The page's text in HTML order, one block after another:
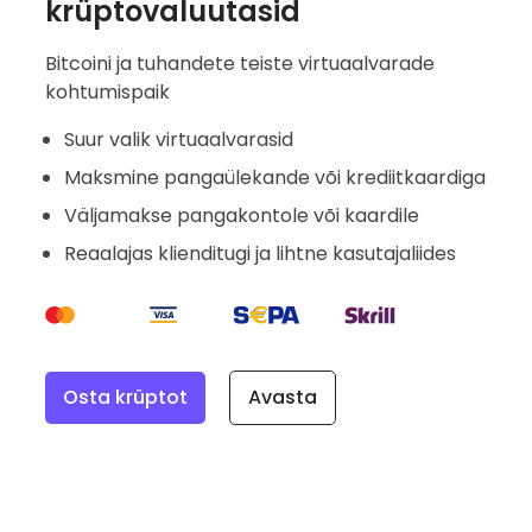
krüptovaluutasid
Bitcoini ja tuhandete teiste virtuaalvarade
kohtumispaik
Suur valik virtuaalvarasid
Maksmine pangaülekande või krediitkaardiga
Väljamakse pangakontole või kaardile
Reaalajas klienditugi ja lihtne kasutajaliides
Osta krüptot Avasta